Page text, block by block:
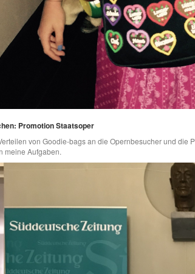
Promotion Staatsoper
von Goodie-bags an die Opernbesucher und die
meine Aufgaben.